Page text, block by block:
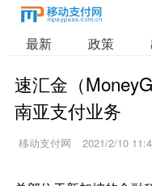
最新 政策
速汇金（
南亚支付业务
移动支付网 2021/2/10